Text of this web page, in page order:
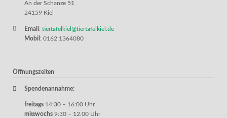
An der Schanze 51
24159 Kiel
Email : tiertafelkiel@tiertafelkiel.de
Mobil : 0162 1364080
Öffnungszeiten
Spendenannahme:
freitags 14:30 – 16:00 Uhr
mittwochs 9:30 – 12.00 Uhr